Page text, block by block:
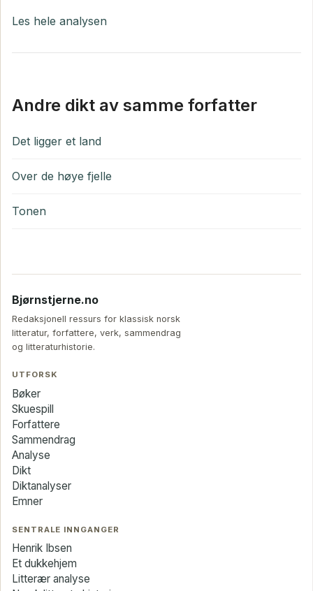
Les hele analysen
Andre dikt av samme forfatter
Det ligger et land
Over de høye fjelle
Tonen
Bjørnstjerne.no
Redaksjonell ressurs for klassisk norsk
litteratur, forfattere, verk, sammendrag
og litteraturhistorie.
UTFORSK
Bøker
Skuespill
Forfattere
Sammendrag
Analyse
Dikt
Diktanalyser
Emner
SENTRALE INNGANGER
Henrik Ibsen
Et dukkehjem
Litterær analyse